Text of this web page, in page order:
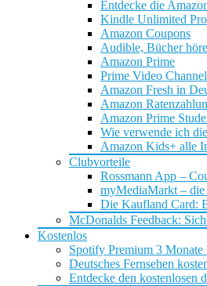
Entdecke die
Kindle Unlimited
Amazon Coupons
Audible, Bücher
Amazon Prime
Prime Video
Amazon Fresh in
Amazon
Amazon Prime
Wie verwende ich
Amazon Kids+ alle
Clubvorteile
Rossmann App –
myMediaMarkt –
Die Kaufland Card:
McDonalds Feedback:
Kostenlos
Spotify Premium 3 Monate
Deutsches Fernsehen
Entdecke den kostenlosen